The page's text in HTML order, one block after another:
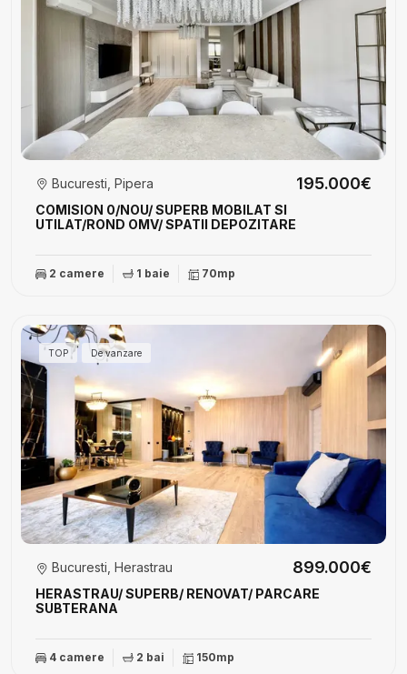
COMISION 0/NOU/ SUPERB MOBILAT SI
UTILAT/ROND OMV/ SPATII DEPOZITARE
Bucuresti, Pipera 195.000€
2 camere 1 baie 70mp
TOP De vanzare
HERASTRAU/ SUPERB/ RENOVAT/ PARCARE
SUBTERANA
Bucuresti, Herastrau 899.000€
4 camere 2 bai 150mp